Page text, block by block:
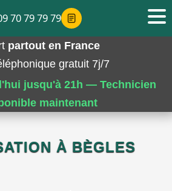
partout en France
gratuit 7j/7
jusqu'à 21h — Technicien
maintenant
À BÈGLES
70 79 79 79